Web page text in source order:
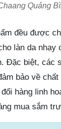
Quảng
đều được
làn da nhạy
Đặc biệt, các
bảo về
hàng linh
mua sắm